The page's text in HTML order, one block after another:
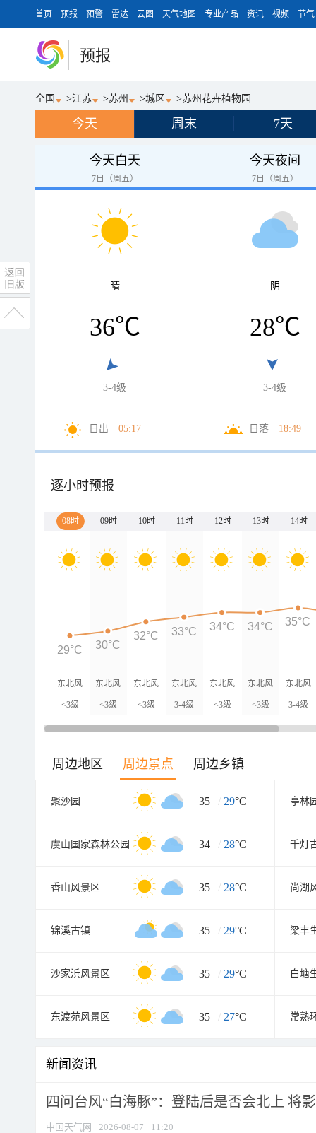
首页 预报 预警 雷达 云图 天气地图 专业产品 资讯 视频 节气
预报
全国 >江苏 >苏州 >城区 >苏州花卉植物园
今天 周末 7天
今天白天
7日（周五）
晴
36℃
3-4级
日出 05:17
今天夜间
7日（周五）
阴
28℃
3-4级
日落 18:49
逐小时预报
08时 09时 10时 11时 12时 13时 14时
东北风
<3级
东北风
<3级
东北风
<3级
东北风
3-4级
东北风
<3级
东北风
<3级
东北风
3-4级
29°C 30°C
32°C 33°C 34°C 34°C 35°C
周边地区 周边景点 周边乡镇
聚沙园 35 / 29°C 亭林
虞山国家森林公园 34 / 28°C 千灯
香山风景区 35 / 28°C 尚湖
锦溪古镇 35 / 29°C 梁丰
沙家浜风景区 35 / 29°C 白塘
东渡苑风景区 35 / 27°C 常熟
新闻资讯
四问台风“白海豚”：登陆后是否会北上 将
中国天气网 2026-08-07 11:20